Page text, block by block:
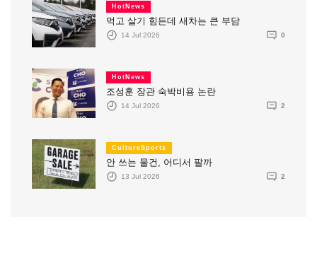
HotNews
먹고 살기 힘든데 새차는 큰 부담
14 Jul 2026 0
HotNews
조성훈 장관 숙박비용 논란
14 Jul 2026 2
CultureSports
안 쓰는 물건, 어디서 팔까
13 Jul 2026 2